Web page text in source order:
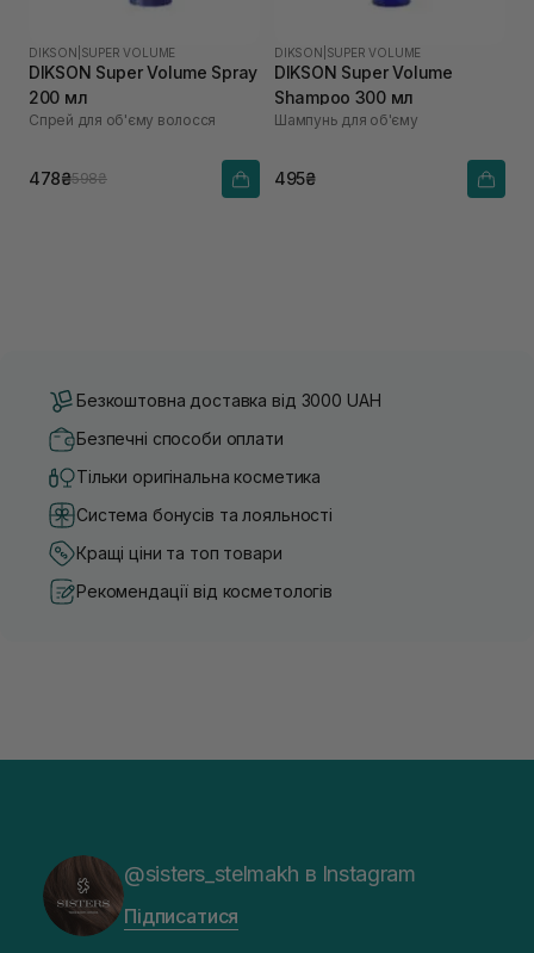
DIKSON SUPER VOLUME
DIKSON Super Volume Spray
200 мл
Спрей для об'єму волосся
478₴598₴
DIKSON SUPER VOLUME
DIKSON Super Volume
Shampoo 300 мл
Шампунь для об'єму
495₴
Безкоштовна доставка від 3000 UAH
Безпечні способи оплати
Тільки оригінальна косметика
Система бонусів та лояльності
Кращі ціни та топ товари
Рекомендації від косметологів
@sisters_stelmakh в Instagram
Підписатися